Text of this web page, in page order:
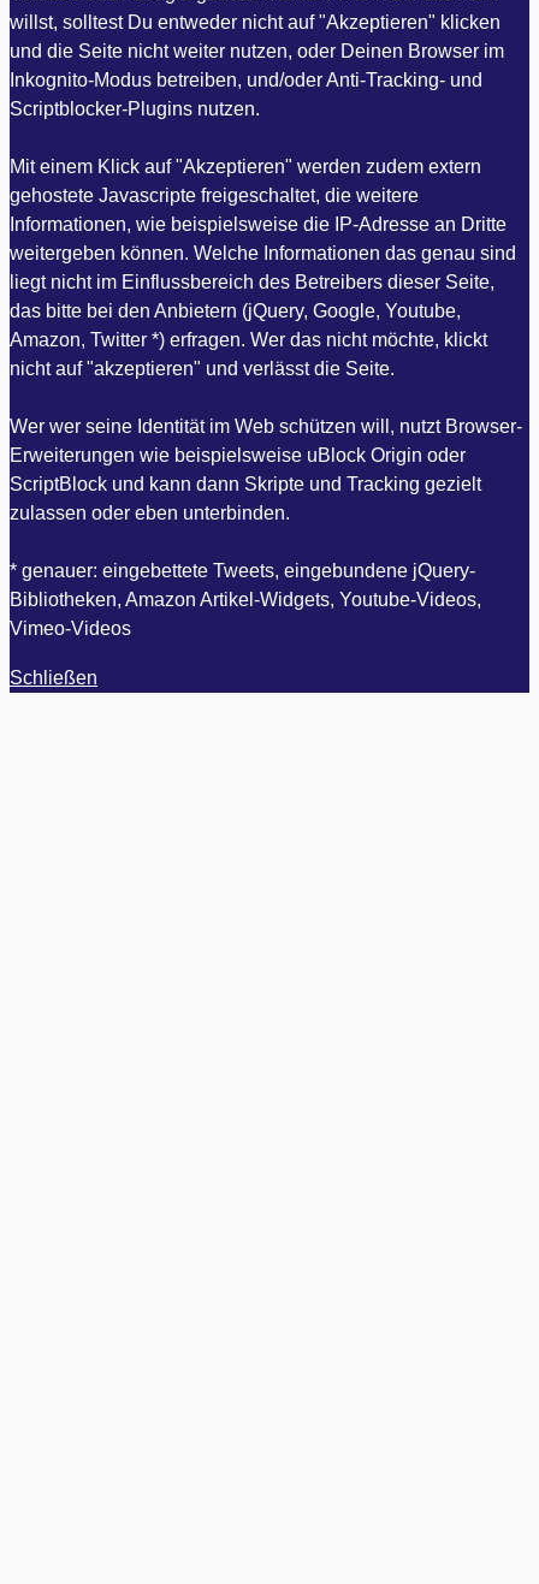
willst, solltest Du entweder nicht auf "Akzeptieren" klicken
und die Seite nicht weiter nutzen, oder Deinen Browser im
Inkognito-Modus betreiben, und/oder Anti-Tracking- und
Scriptblocker-Plugins nutzen.
Mit einem Klick auf "Akzeptieren" werden zudem extern
gehostete Javascripte freigeschaltet, die weitere
Informationen, wie beispielsweise die IP-Adresse an Dritte
weitergeben können. Welche Informationen das genau sind
liegt nicht im Einflussbereich des Betreibers dieser Seite,
das bitte bei den Anbietern (jQuery, Google, Youtube,
Amazon, Twitter *) erfragen. Wer das nicht möchte, klickt
nicht auf "akzeptieren" und verlässt die Seite.
Wer wer seine Identität im Web schützen will, nutzt Browser-
Erweiterungen wie beispielsweise uBlock Origin oder
ScriptBlock und kann dann Skripte und Tracking gezielt
zulassen oder eben unterbinden.
* genauer: eingebettete Tweets, eingebundene jQuery-
Bibliotheken, Amazon Artikel-Widgets, Youtube-Videos,
Vimeo-Videos
Schließen